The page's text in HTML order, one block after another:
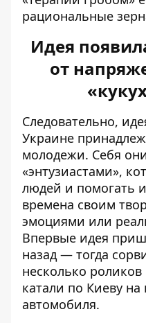
рациональные
Идея
от
Следовательно,
Украине
молодежи. Себя
«энтузиастами»,
людей и помогать
времена своим
эмоциями или
Впервые идея
назад — тогда
несколько
катали по Киеву
автомобиля.